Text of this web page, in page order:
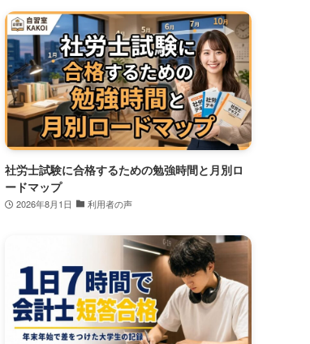
社労士試験に合格するための勉強時間と月別ロ
ードマップ
2026年8月1日 利用者の声